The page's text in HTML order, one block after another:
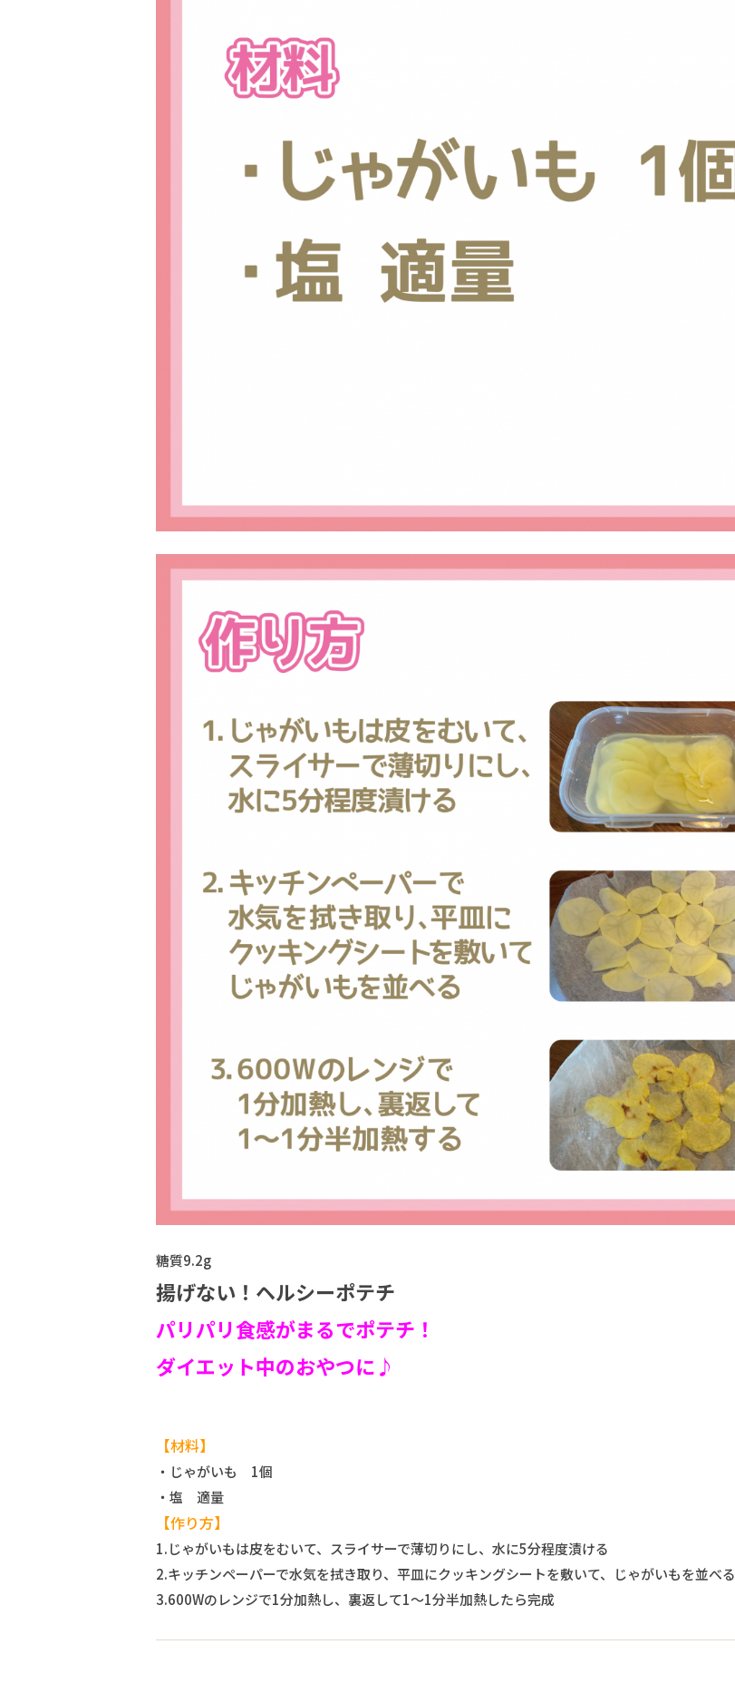
糖質9.2g
揚げない！ヘルシーポテチ
パリパリ食感がまるでポテチ！
ダイエット中のおやつに♪
【材料】
・じゃがいも 1個
・塩 適量
【作り方】
1.じゃがいもは皮をむいて、スライサーで薄切りにし、水に5分程度漬ける
2.キッチンペーパーで水気を拭き取り、平皿にクッキングシートを敷いて、じゃがいもを並べる
3.600Wのレンジで1分加熱し、裏返して1～1分半加熱したら完成